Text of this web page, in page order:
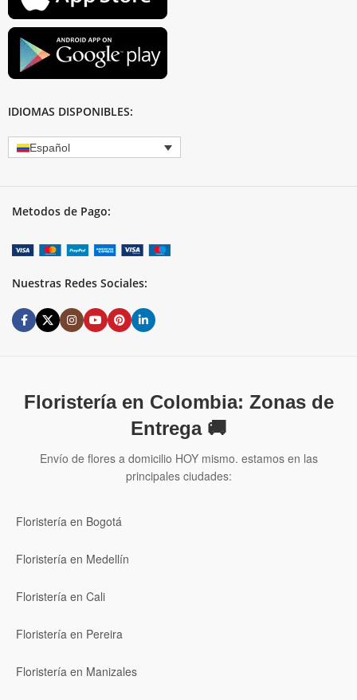
IDIOMAS DISPONIBLES:
Español
Metodos de Pago:
Nuestras Redes Sociales:
Floristería en Colombia: Zonas de
Entrega 🚚
Envío de flores a domicilio HOY mismo. estamos en las
principales ciudades:
Floristería en Bogotá
Floristería en Medellín
Floristería en Cali
Floristería en Pereira
Floristería en Manizales